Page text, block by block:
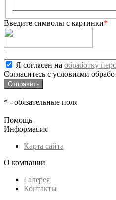
Введите символы с картинки*
Я согласен на обработку
Согласитесь с условиями
* - обязательные поля
Помощь
Информация
Карта сайта
О компании
Галерея
Контакты